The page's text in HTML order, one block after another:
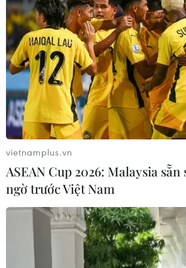
#Thâm canh
Bắc Kạn Thái
Theo dõi VietnamPlus
TIN CÙNG CHUYÊN MỤC
Mexico phát triển trò chơi
điện tử hỗ trợ phục hồi chức năng
vietnamplus.vn
ASEAN Cup 2026: Malaysia
ngờ trước Việt Nam